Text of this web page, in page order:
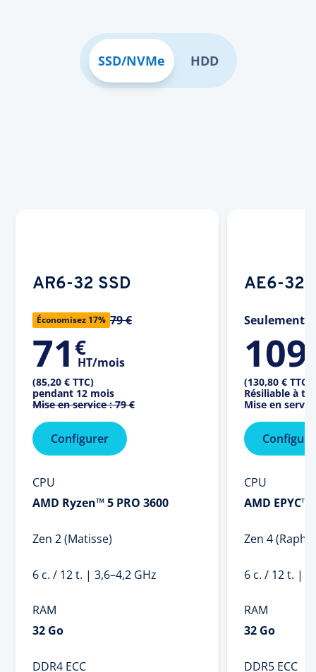
SSD/NVMe HDD
AR6-32 SSD
CPU
AMD Ryzen™ 5 PRO 3600
Zen 2 (Matisse)
6 c. / 12 t. | 3,6–4,2 GHz
RAM
32 Go
DDR4 ECC
Économisez 17% 79 €
71 €
HT/mois
(85,20 € TTC)
pendant 12 mois
Mise en service : 79 €
Configurer
AE6-32
CPU
AMD EPYC™
Zen 4
6 c. / 12 t. |
RAM
32 Go
DDR5 ECC
Seulement
109
(130,80 € TTC)
Résiliable à
Mise en